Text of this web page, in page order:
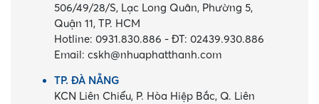
506/49/28/S, Lạc Long Quân, Phường 5,
Quận 11, TP. HCM
Hotline: 0931.830.886 -ĐT: 02439.930.886
Email:cskh@nhuaphatthanh.com
TP. ĐÀ NẴNG
KCN Liên Chiểu, P. Hòa Hiệp Bắc, Q. Liên